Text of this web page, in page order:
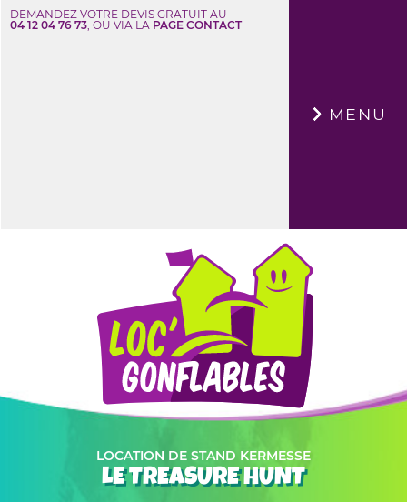
DEMANDEZ VOTRE DEVIS GRATUIT AU
04 12 04 76 73, OU VIA LA PAGE CONTACT
×MENU
LOCATION DE STAND KERMESSE
LE TREASURE HUNT